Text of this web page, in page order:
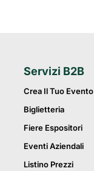
Servizi B2B
Crea Il Tuo Evento
Biglietteria
Fiere Espositori
Eventi Aziendali
Listino Prezzi